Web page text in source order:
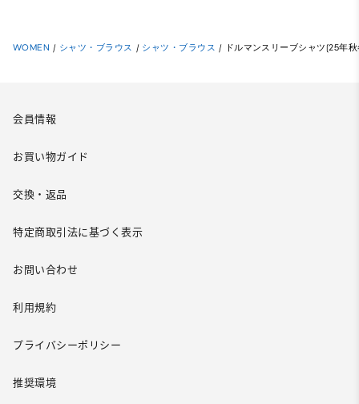
WOMEN / シャツ・ブラウス / シャツ・ブラウス / ドルマンスリーブシャツ(25年
会員情報
お買い物ガイド
交換・返品
特定商取引法に基づく表示
お問い合わせ
利用規約
プライバシーポリシー
推奨環境